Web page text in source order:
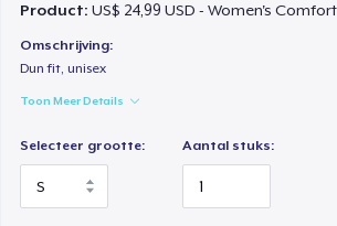
Product:US$ 24,99 USD - Women's
Omschrijving:
Dun fit, unisex
Toon Meer Details
Selecteer grootte: Aantal stuks: